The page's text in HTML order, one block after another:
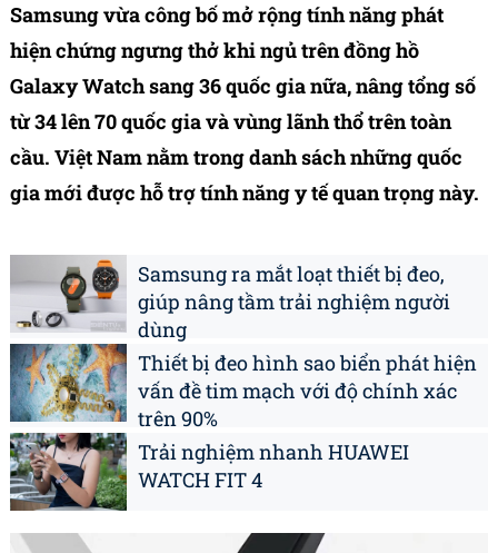
Samsung vừa công bố mở rộng tính năng phát
hiện chứng ngưng thở khi ngủ trên đồng hồ
Galaxy Watch sang 36 quốc gia nữa, nâng tổng số
từ 34 lên 70 quốc gia và vùng lãnh thổ trên toàn
cầu. Việt Nam nằm trong danh sách những quốc
gia mới được hỗ trợ tính năng y tế quan trọng này.
Samsung ra mắt loạt thiết bị đeo,
giúp nâng tầm trải nghiệm người
dùng
Thiết bị đeo hình sao biển phát hiện
vấn đề tim mạch với độ chính xác
trên 90%
Trải nghiệm nhanh HUAWEI
WATCH FIT 4